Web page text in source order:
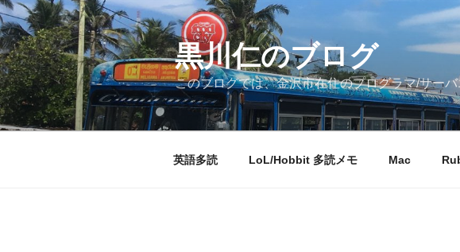
コ
ン
テ
ン
ツ
へ
ス
黒川仁のブログ
このブログでは、金沢市在住のプログラマ/サー
英語多読 LoL/Hobbit 多読メモ Mac